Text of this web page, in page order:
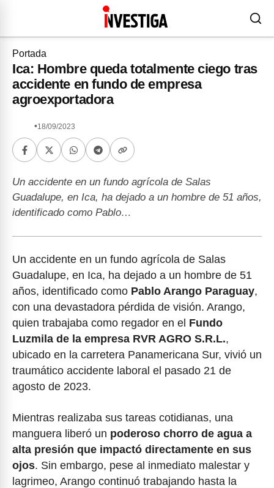
Portada
Ica: Hombre queda totalmente ciego tras
accidente en fundo de empresa
agroexportadora
•18/09/2023
Un accidente en un fundo agrícola de Salas
Guadalupe, en Ica, ha dejado a un hombre de 51 años,
identificado como Pablo…
Un accidente en un fundo agrícola de Salas
Guadalupe, en Ica, ha dejado a un hombre de 51
años, identificado como Pablo Arango Paraguay,
con una devastadora pérdida de visión. Arango,
quien trabajaba como regador en el Fundo
Luzmila de la empresa RVR AGRO S.R.L.,
ubicado en la carretera Panamericana Sur, vivió un
traumático accidente laboral el pasado 21 de
agosto de 2023.
Mientras realizaba sus tareas cotidianas, una
manguera liberó un poderoso chorro de agua a
alta presión que impactó directamente en sus
ojos. Sin embargo, pese al inmediato malestar y
lagrimeo, Arango continuó trabajando hasta la